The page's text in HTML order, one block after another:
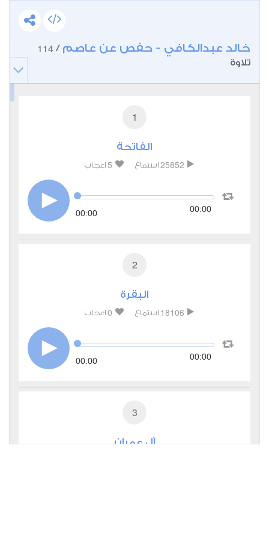
خالد عبدالكافي - حفص عن عاصم /
114
تلاوة
1
الفاتحة
25852 استماع 5 اعجاب
00:00 00:00
2
البقرة
18106 استماع 0 اعجاب
00:00 00:00
3
آل عمران